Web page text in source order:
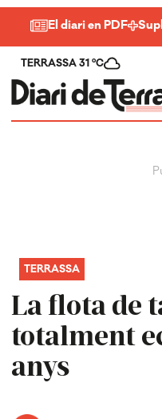
El diari en PDF
TERRASSA 31 ºC
La flota de
totalment
anys
TERRASSA